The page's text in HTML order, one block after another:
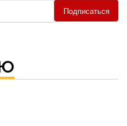
Подписаться